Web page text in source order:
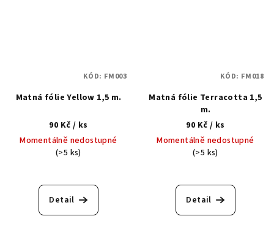
Matná fólie Yellow 1,5 m.
90 Kč / ks
Momentálně nedostupné
(>5 ks)
Detail
KÓD: FM003
Matná fólie Terracotta 1,5
m.
90 Kč / ks
Momentálně nedostupné
(>5 ks)
Detail
KÓD: FM018